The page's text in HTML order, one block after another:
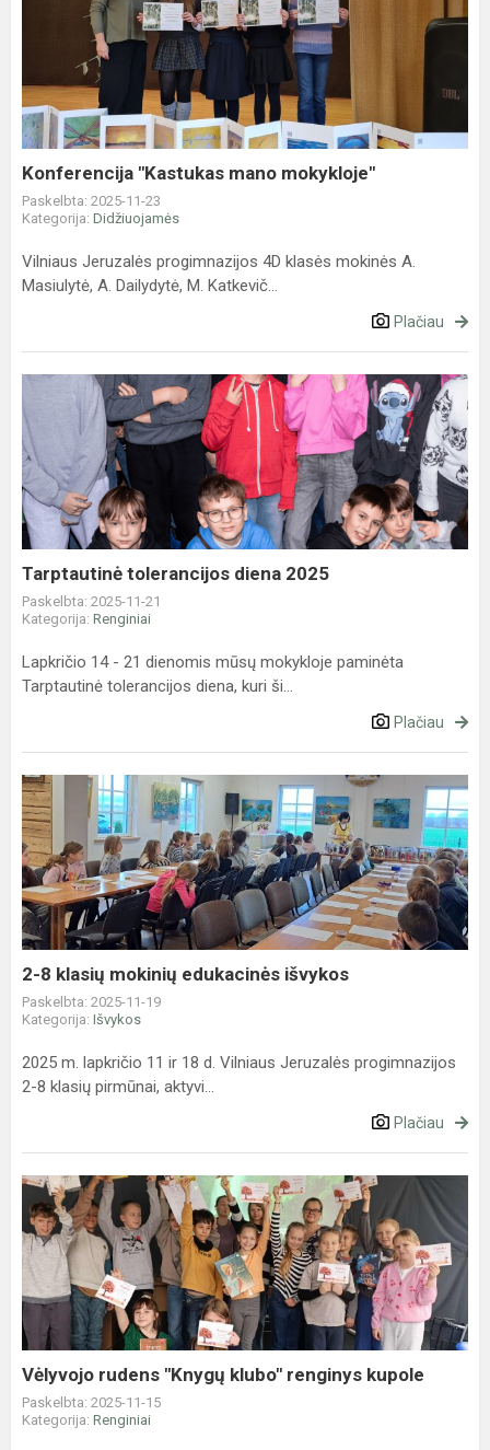
"Kastukas
mokykloje"
Konferencija "Kastukas mano mokykloje"
Paskelbta: 2025-11-23
Kategorija: Didžiuojamės
Vilniaus Jeruzalės progimnazijos 4D klasės mokinės A.
Masiulytė, A. Dailydytė, M. Katkevič...
Plačiau
Tarptautinė
tolerancijos
diena
2025
Tarptautinė tolerancijos diena 2025
Paskelbta: 2025-11-21
Kategorija: Renginiai
Lapkričio 14 - 21 dienomis mūsų mokykloje paminėta
Tarptautinė tolerancijos diena, kuri ši...
Plačiau
2-
8
klasių
mokinių
edukacinės
išvykos
2-8 klasių mokinių edukacinės išvykos
Paskelbta: 2025-11-19
Kategorija: Išvykos
2025 m. lapkričio 11 ir 18 d. Vilniaus Jeruzalės progimnazijos
2-8 klasių pirmūnai, aktyvi...
Plačiau
Vėlyvojo
rudens
"Knygų
klubo"
renginys
kupole
Vėlyvojo rudens "Knygų klubo" renginys kupole
Paskelbta: 2025-11-15
Kategorija: Renginiai